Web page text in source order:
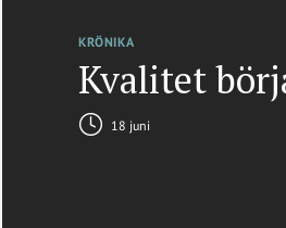
KRÖNIKA
Kvalitet
18 juni